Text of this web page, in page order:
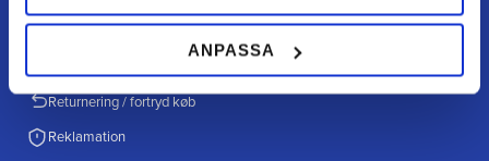
ANPASSA
Returnering / fortryd køb
Reklamation